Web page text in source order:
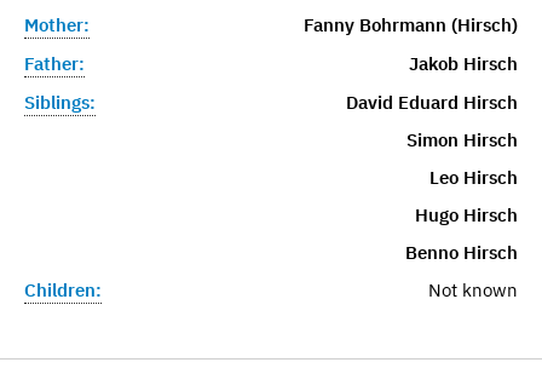
Mother:
Fanny Bohrmann (Hirsch)
Father:
Jakob Hirsch
Siblings:
David Eduard Hirsch
Simon Hirsch
Leo Hirsch
Hugo Hirsch
Benno Hirsch
Children:
Not known